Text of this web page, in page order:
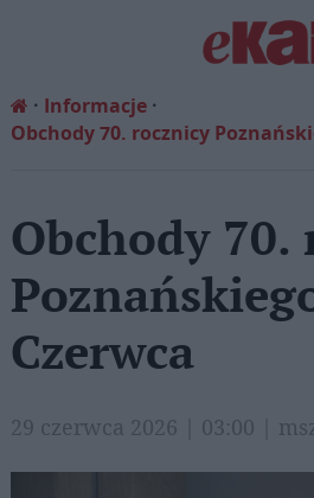
Informacje
Obchody 70. rocznicy
Obchody 70.
Czerwca
29 czerwca 2026 | 03:00 |